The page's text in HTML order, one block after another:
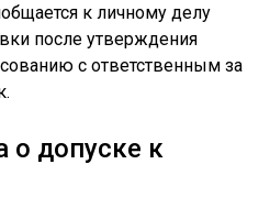
к личному делу
после утверждения
с ответственным за
о допуске к